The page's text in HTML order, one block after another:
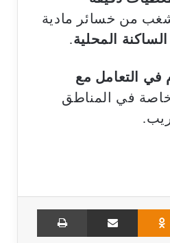
من خسائر مادية
المحلية.
في التعامل مع
خاصة في المناطق
Odnoklassniki
Share via Email
Print